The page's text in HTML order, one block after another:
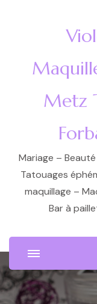
Metz
Mariage –
Tatouages
maquillage –
Bar à